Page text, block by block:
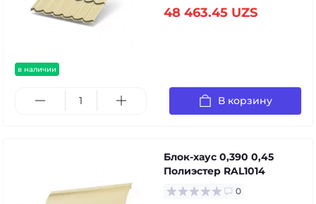
в наличии
48 463.45 UZS
В корзину
Блок-хаус 0,390 0,45
Полиэстер RAL1014
0